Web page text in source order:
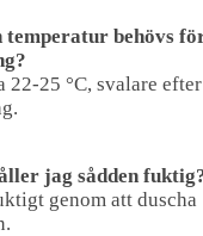
temperatur behövs
22-25 °C, svalare efter
jag sådden
genom att duscha